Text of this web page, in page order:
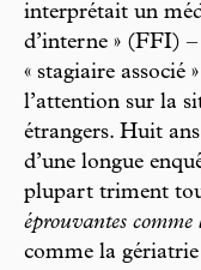
interprétait un
d’interne » (FFI)
« stagiaire associé
l’attention sur la
étrangers. Huit
d’une longue
plupart triment
éprouvantes comme
comme la gériatrie